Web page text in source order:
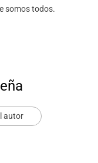
somos todos.
autor